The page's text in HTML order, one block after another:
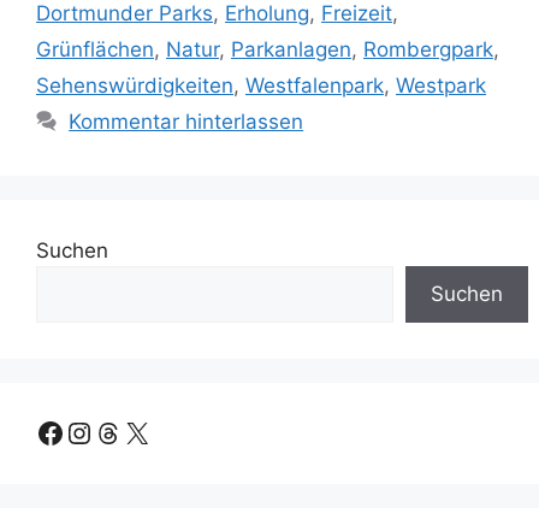
Dortmunder Parks, Erholung, Freizeit,
Grünflächen, Natur, Parkanlagen, Rombergpark,
Sehenswürdigkeiten, Westfalenpark, Westpark
Kommentar hinterlassen
Suchen
Suchen
Facebook
Instagram
Threads
X